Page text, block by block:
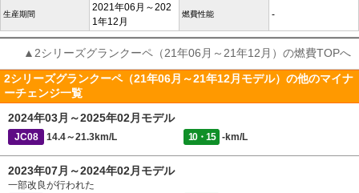
生産期間
2021年06月～202
1年12月
燃費性能 -
▲2シリーズグランクーペ（21年06月～21年12月）の燃費TOPへ
2シリーズグランクーペ（21年06月～21年12月モデル）の他のマイナ
ーチェンジ一覧
2024年03月～2025年02月モデル
JC08 14.4～21.3km/L 10・15 -km/L
2023年07月～2024年02月モデル
一部改良が行われた